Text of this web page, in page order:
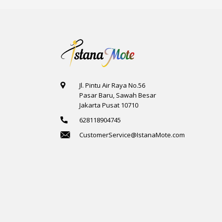
Jl. Pintu Air Raya No.56
Pasar Baru, Sawah Besar
Jakarta Pusat 10710
628118904745
CustomerService@IstanaMote.com